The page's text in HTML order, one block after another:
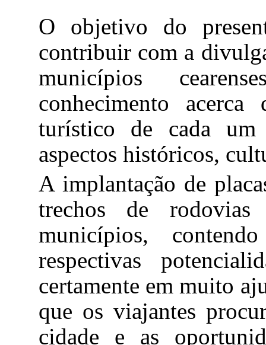
O objetivo do
contribuir com a
municípios
conhecimento
turístico de cada um
aspectos históricos,
A implantação de
trechos de rodovias
municípios,
respectivas
certamente em muito
que os viajantes
cidade e as